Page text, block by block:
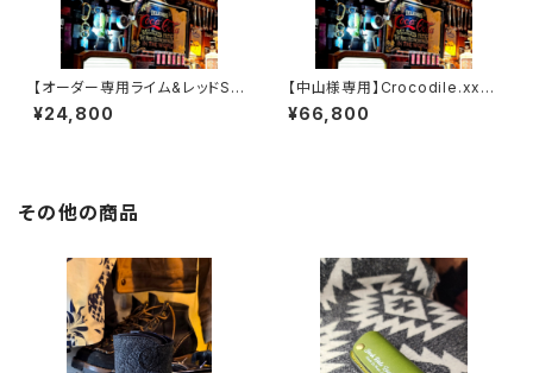
【オーダー専用ライム&レッドSS
W
¥24,800
【中山様専用】Crocodile.xxx.
Edition// JACK.RIDE.SSW
¥66,800
その他の商品